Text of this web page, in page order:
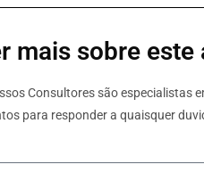
mais sobre este
Consultores são especialistas
para responder a quaisquer